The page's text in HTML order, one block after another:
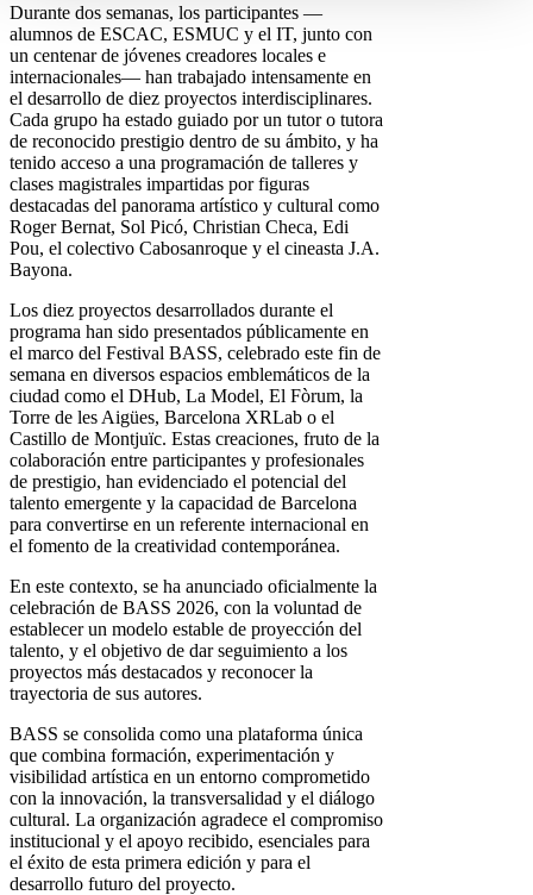
Durante dos semanas, los participantes —
alumnos de ESCAC, ESMUC y el IT, junto con
un centenar de jóvenes creadores locales e
internacionales— han trabajado intensamente en
el desarrollo de diez proyectos interdisciplinares.
Cada grupo ha estado guiado por un tutor o tutora
de reconocido prestigio dentro de su ámbito, y ha
tenido acceso a una programación de talleres y
clases magistrales impartidas por figuras
destacadas del panorama artístico y cultural como
Roger Bernat, Sol Picó, Christian Checa, Edi
Pou, el colectivo Cabosanroque y el cineasta J.A.
Bayona.
Los diez proyectos desarrollados durante el
programa han sido presentados públicamente en
el marco del Festival BASS, celebrado este fin de
semana en diversos espacios emblemáticos de la
ciudad como el DHub, La Model, El Fòrum, la
Torre de les Aigües, Barcelona XRLab o el
Castillo de Montjuïc. Estas creaciones, fruto de la
colaboración entre participantes y profesionales
de prestigio, han evidenciado el potencial del
talento emergente y la capacidad de Barcelona
para convertirse en un referente internacional en
el fomento de la creatividad contemporánea.
En este contexto, se ha anunciado oficialmente la
celebración de BASS 2026, con la voluntad de
establecer un modelo estable de proyección del
talento, y el objetivo de dar seguimiento a los
proyectos más destacados y reconocer la
trayectoria de sus autores.
BASS se consolida como una plataforma única
que combina formación, experimentación y
visibilidad artística en un entorno comprometido
con la innovación, la transversalidad y el diálogo
cultural. La organización agradece el compromiso
institucional y el apoyo recibido, esenciales para
el éxito de esta primera edición y para el
desarrollo futuro del proyecto.